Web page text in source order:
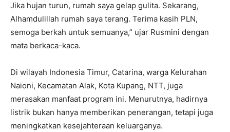
Jika hujan turun, rumah saya gelap gulita. Sekarang,
Alhamdulillah rumah saya terang. Terima kasih PLN,
semoga berkah untuk semuanya,” ujar Rusmini dengan
mata berkaca-kaca.
Di wilayah Indonesia Timur, Catarina, warga Kelurahan
Naioni, Kecamatan Alak, Kota Kupang, NTT, juga
merasakan manfaat program ini. Menurutnya, hadirnya
listrik bukan hanya memberikan penerangan, tetapi juga
meningkatkan kesejahteraan keluarganya.